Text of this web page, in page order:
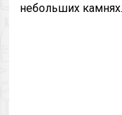
небольших камнях.